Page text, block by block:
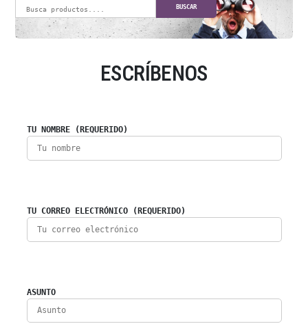
BUSCAR
ESCRÍBENOS
TU NOMBRE (REQUERIDO)
TU CORREO ELECTRÓNICO (REQUERIDO)
ASUNTO